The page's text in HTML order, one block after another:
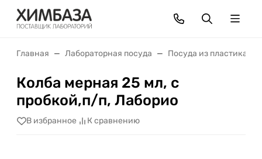
Главная Лабораторная посуда Посуда из пластика
Колба мерная 25 мл, с
пробкой,п/п, Лаборио
В избранное К сравнению